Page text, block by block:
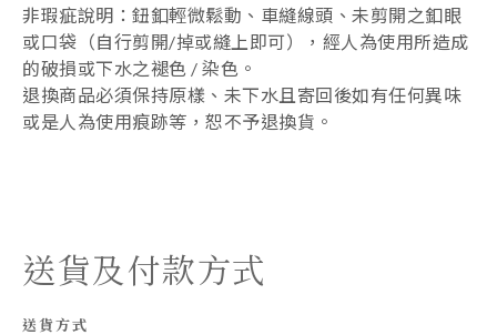
非瑕疵說明：鈕釦輕微鬆動、車縫線頭、未剪開之釦眼
或口袋（自行剪開/掉或縫上即可），經人為使用所造成
的破損或下水之褪色 / 染色。
退換商品必須保持原樣、未下水且 寄回後如有任何異味
或是人為使用痕跡等 ， 恕不予退換貨。
送貨及付款方式
送貨方式